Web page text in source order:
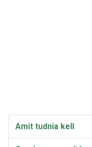
Amit tudnia kell